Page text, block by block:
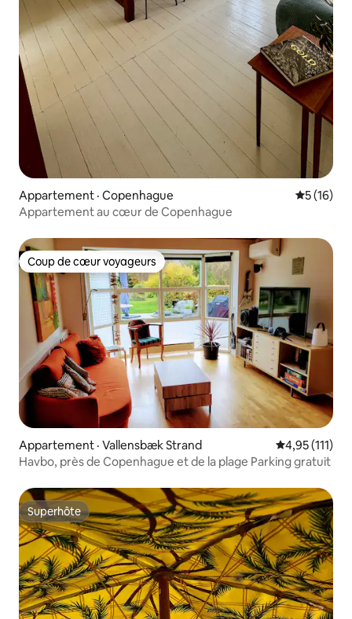
Appartement · Copenhague Note
5 (16)
Appartement au cœur de Copenhague
Coup de cœur voyageurs
Coup de cœur voyageurs
Appartement · Vallensbæk Strand Note
4,95 (111)
Havbo, près de Copenhague et de la plage Parking gratuit
Superhôte
Superhôte